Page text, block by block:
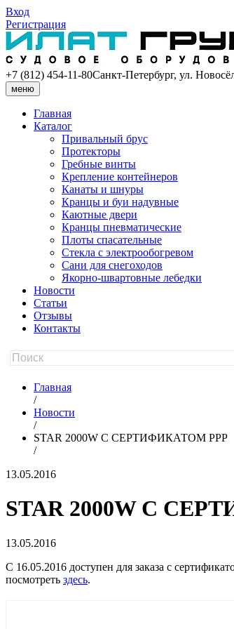
Вход
Регистрация
+7 (812) 454-11-80Санкт-Петербург, ул.
меню
Главная
Каталог
Привальный брус
Протекторы
Гребные винты
Крепление контейнеров
Канаты и шнуры
Кранцы и буи надувные
Каютные двери
Кранцы пневматические
Плоты спасательные
Стекла с электрообогревом
Сани для снегоходов
Якорно-швартовные лебедки
Новости
Статьи
Отзывы
Контакты
Главная
/
Новости
/
STAR 2000W С СЕРТИФИКАТОМ РРР
/
13.05.2016
STAR 2000W С
13.05.2016
С 16.05.2016 доступен для заказа с
посмотреть здесь.